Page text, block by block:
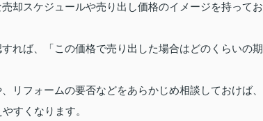
却スケジュールや売り出し価格のイメージを持ってお
れば、「この価格で売り出した場合はどのくらいの期
リフォームの要否などをあらかじめ相談しておけば、
すくなります。